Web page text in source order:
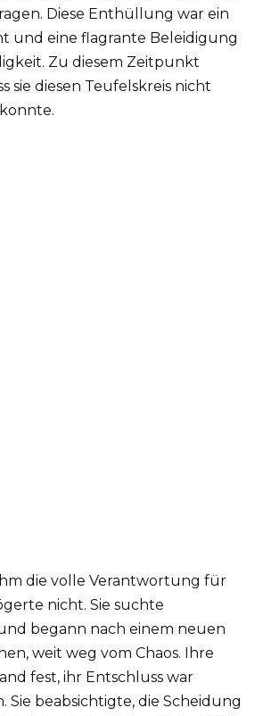
Diese Enthüllung war ein
und eine flagrante Beleidigung
Zu diesem Zeitpunkt
sie diesen Teufelskreis nicht
die volle Verantwortung für
nicht. Sie suchte
begann nach einem neuen
weit weg vom Chaos. Ihre
fest, ihr Entschluss war
beabsichtigte, die Scheidung